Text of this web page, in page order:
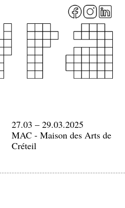
27.03 – 29.03.2025
MAC - Maison des Arts de
Créteil